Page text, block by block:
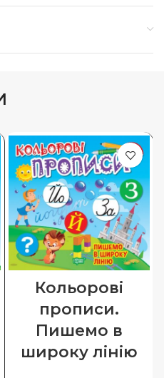
Кольорові
прописи.
Пишемо в
широку лінію